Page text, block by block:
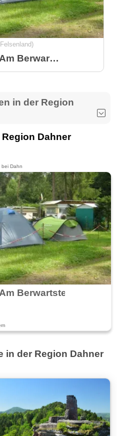
Naturcampingplatz Am Berwartstein im Dahner Felsenland
in der Region
Dahner
bei Dahn
Berwartstein im
in der Region Dahner